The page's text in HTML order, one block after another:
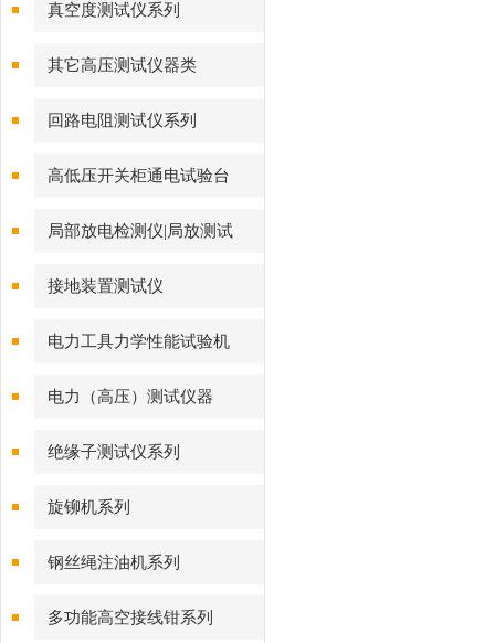
真空度测试仪系列
其它高压测试仪器类
回路电阻测试仪系列
高低压开关柜通电试验台
局部放电检测仪|局放测试
接地装置测试仪
电力工具力学性能试验机
电力（高压）测试仪器
绝缘子测试仪系列
旋铆机系列
钢丝绳注油机系列
多功能高空接线钳系列